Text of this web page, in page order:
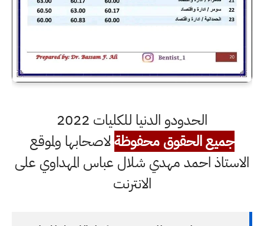
الحدودو الدنيا للكليات 2022
جميع الحقوق محفوظةلاصحابها ولموقع
الاستاذ احمد مهدي شلال عباس المهداوي على
الانترنت